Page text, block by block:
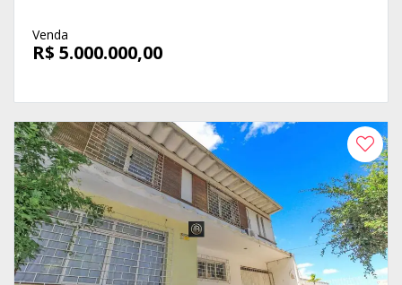
Venda
R$ 5.000.000,00